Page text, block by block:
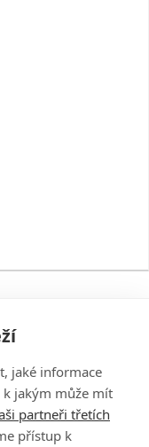
jaké informace
k jakým může mít
partneři třetích
přístup k